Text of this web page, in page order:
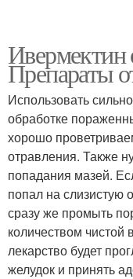
Ивермектин
Препараты
Использовать
обработке
хорошо
отравления. Также
попадания мазей.
попал на слизистую
сразу же промыть
количеством
лекарство будет
желудок и принять